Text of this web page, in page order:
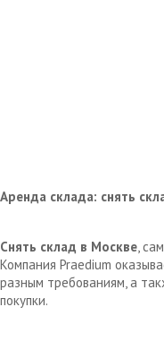
Аренда склада: снять
Снять склад в Москве,
Компания Praedium
разным требованиям, а
покупки.